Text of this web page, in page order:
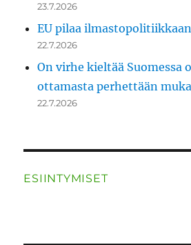
23.7.2026
EU pilaa
22.7.2026
On virhe kieltää Suomessa
ottamasta perhettään
22.7.2026
ESIINTYMISET